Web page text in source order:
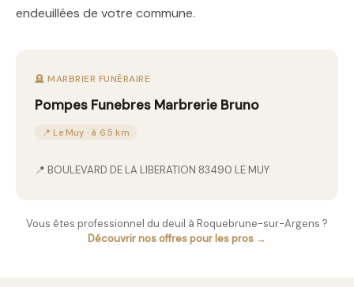
endeuillées de votre commune.
🪦 MARBRIER FUNÉRAIRE
Pompes Funebres Marbrerie Bruno
📍 Le Muy · à 6.5 km
📍 BOULEVARD DE LA LIBERATION 83490 LE MUY
Vous êtes professionnel du deuil à Roquebrune-sur-Argens ?
Découvrir nos offres pour les pros →